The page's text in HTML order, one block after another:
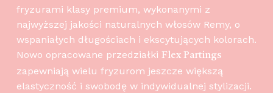
fryzurami klasy premium, wykonanymi z
najwyższej jakości naturalnych włosów Remy, o
wspaniałych długościach i ekscytujących kolorach.
Nowo opracowane przedziałki Flex Partings
zapewniają wielu fryzurom jeszcze większą
elastyczność i swobodę w indywidualnej stylizacji.